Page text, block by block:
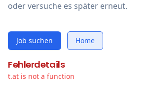
oder versuche es später erneut.
Job suchen Home
Fehlerdetails
t.at is not a function